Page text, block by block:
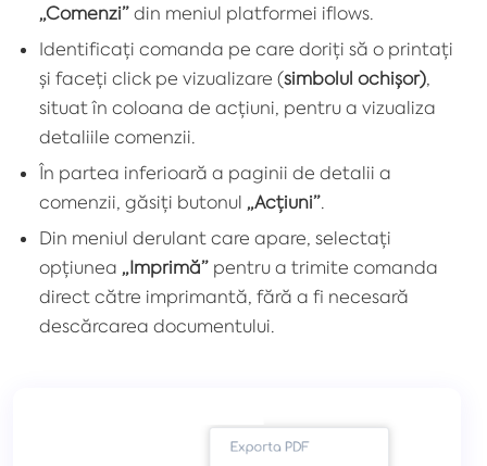
„Comenzi” din meniul platformei iflows.
Identificați comanda pe care doriți să o printați
și faceți click pe vizualizare (simbolul ochișor),
situat în coloana de acțiuni, pentru a vizualiza
detaliile comenzii.
În partea inferioară a paginii de detalii a
comenzii, găsiți butonul „Acțiuni”.
Din meniul derulant care apare, selectați
opțiunea „Imprimă” pentru a trimite comanda
direct către imprimantă, fără a fi necesară
descărcarea documentului.